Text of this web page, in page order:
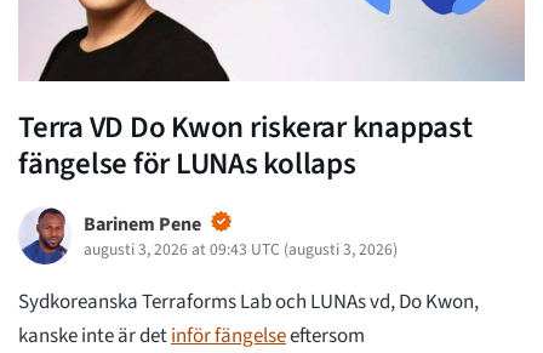
Terra VD Do Kwon riskerar knappast
fängelse för LUNAs kollaps
Barinem Pene
augusti 3, 2026 at 09:43 UTC (augusti 3, 2026)
Sydkoreanska Terraforms Lab och LUNAs vd, Do Kwon,
kanske inte är detinför fängelseeftersom